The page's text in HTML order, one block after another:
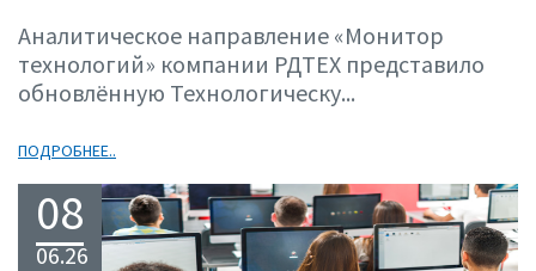
Аналитическое направление «Монитор
технологий» компании РДТЕХ представило
обновлённую Технологическу...
ПОДРОБНЕЕ..
08
06.26